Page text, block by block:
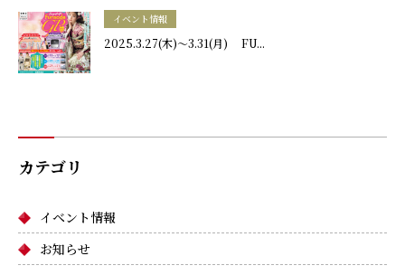
イベント情報
2025.3.27(木)～3.31(月) FU...
カテゴリ
イベント情報
お知らせ